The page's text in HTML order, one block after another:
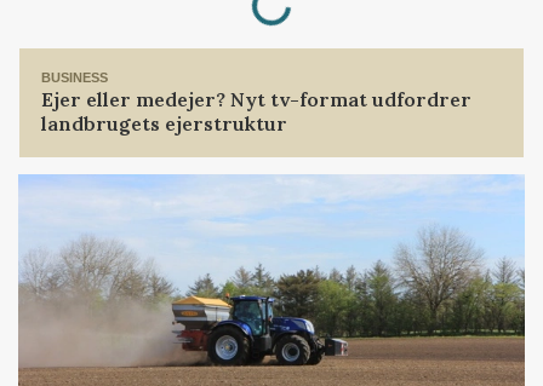
BUSINESS
Ejer eller medejer? Nyt tv-format udfordrer
landbrugets ejerstruktur